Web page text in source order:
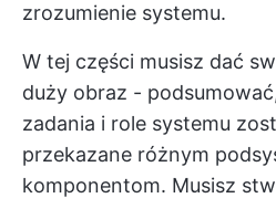
zrozumienie systemu.
W tej części musisz dać
duży obraz -
zadania i role systemu
przekazane różnym
komponentom. Musisz